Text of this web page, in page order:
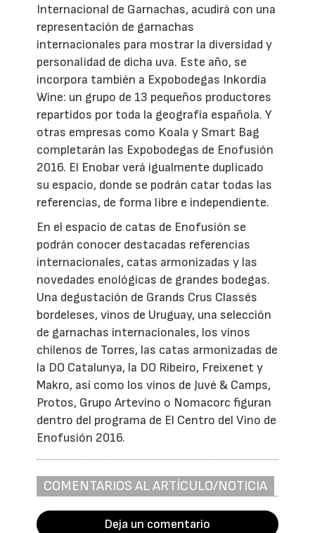
Internacional de Garnachas, acudirá con una
representación de garnachas
internacionales para mostrar la diversidad y
personalidad de dicha uva. Este año, se
incorpora también a Expobodegas Inkordia
Wine: un grupo de 13 pequeños productores
repartidos por toda la geografía española. Y
otras empresas como Koala y Smart Bag
completarán las Expobodegas de Enofusión
2016. El Enobar verá igualmente duplicado
su espacio, donde se podrán catar todas las
referencias, de forma libre e independiente.
En el espacio de catas de Enofusión se
podrán conocer destacadas referencias
internacionales, catas armonizadas y las
novedades enológicas de grandes bodegas.
Una degustación de Grands Crus Classés
bordeleses, vinos de Uruguay, una selección
de garnachas internacionales, los vinos
chilenos de Torres, las catas armonizadas de
la DO Catalunya, la DO Ribeiro, Freixenet y
Makro, así como los vinos de Juvé & Camps,
Protos, Grupo Artevino o Nomacorc figuran
dentro del programa de El Centro del Vino de
Enofusión 2016.
COMENTARIOS AL ARTÍCULO/NOTICIA
Deja un comentario